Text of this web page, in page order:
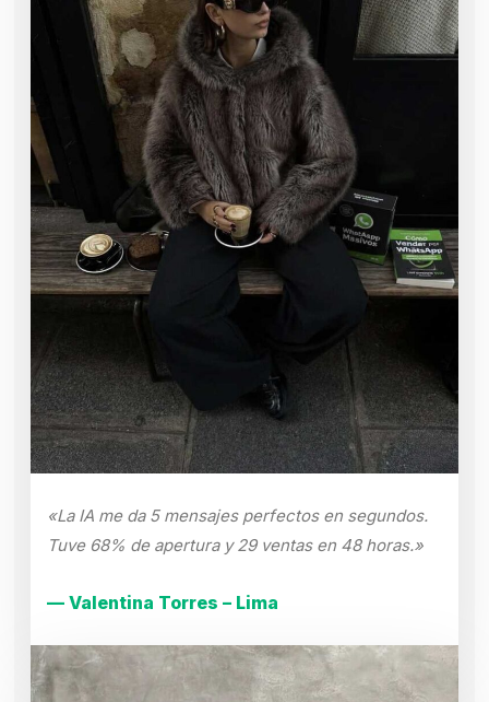
«La IA me da 5 mensajes perfectos en segundos.
Tuve 68% de apertura y 29 ventas en 48 horas.»
— Valentina Torres – Lima